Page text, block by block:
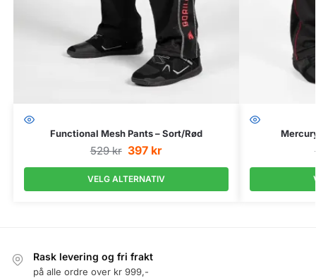
Functional Mesh Pants – Sort/Rød
529kr 397 kr
VELG ALTERNATIV
Rask levering og fri frakt
på alle ordre over kr 999,-